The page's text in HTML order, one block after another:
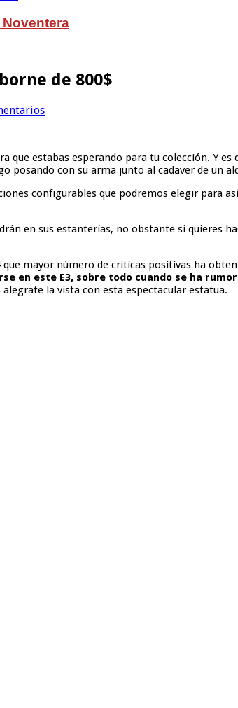
de 800$
que estabas esperando para tu colección. Y es
posando con su arma junto al cadaver de un
configurables que podremos elegir para
en sus estanterías, no obstante si quieres
mayor número de criticas positivas ha
en este E3, sobre todo cuando se ha
la vista con esta espectacular estatua.